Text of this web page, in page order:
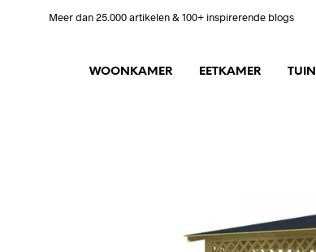
Meer dan 25.000 artikelen & 100+ inspirerende blogs
WOONKAMER EETKAMER TUIN